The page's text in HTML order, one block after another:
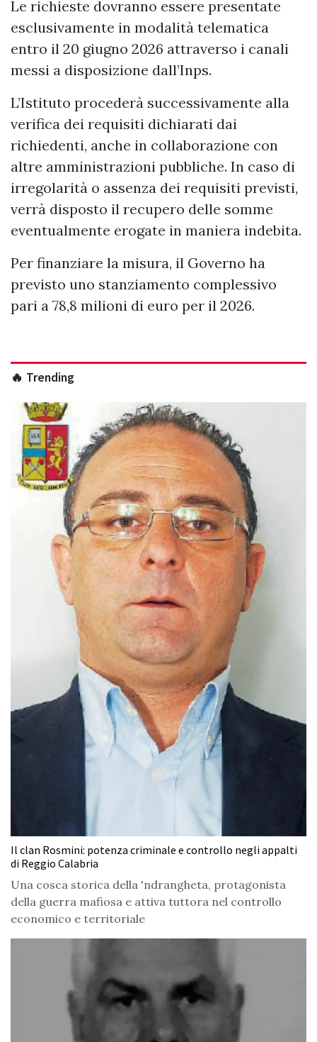
Le richieste dovranno essere presentate
esclusivamente in modalità telematica
entro il 20 giugno 2026 attraverso i canali
messi a disposizione dall’Inps.
L’Istituto procederà successivamente alla
verifica dei requisiti dichiarati dai
richiedenti, anche in collaborazione con
altre amministrazioni pubbliche. In caso di
irregolarità o assenza dei requisiti previsti,
verrà disposto il recupero delle somme
eventualmente erogate in maniera indebita.
Per finanziare la misura, il Governo ha
previsto uno stanziamento complessivo
pari a 78,8 milioni di euro per il 2026.
🔥 Trending
Il clan Rosmini: potenza criminale e controllo negli appalti
di Reggio Calabria
Una cosca storica della 'ndrangheta, protagonista
della guerra mafiosa e attiva tuttora nel controllo
economico e territoriale